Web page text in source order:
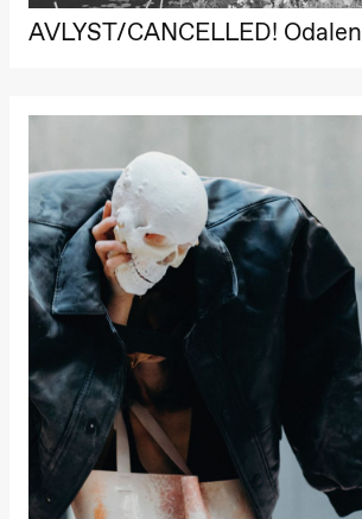
AVLYST/CANCELLED! Odalen